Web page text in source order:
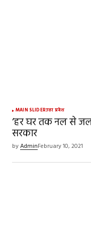
MAIN SLIDERउत्तर प्रदेश
‘हर घर तक नल से
सरकार
byAdminFebruary 10, 2021